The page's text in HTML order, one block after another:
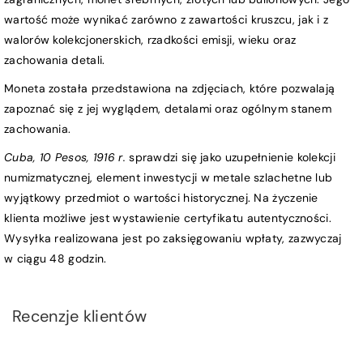
wartość może wynikać zarówno z zawartości kruszcu, jak i z
walorów kolekcjonerskich, rzadkości emisji, wieku oraz
zachowania detali.
Moneta została przedstawiona na zdjęciach, które pozwalają
zapoznać się z jej wyglądem, detalami oraz ogólnym stanem
zachowania.
Cuba, 10 Pesos, 1916 r.sprawdzi się jako uzupełnienie kolekcji
numizmatycznej, element inwestycji w metale szlachetne lub
wyjątkowy przedmiot o wartości historycznej. Na życzenie
klienta możliwe jest wystawienie certyfikatu autentyczności.
Wysyłka realizowana jest po zaksięgowaniu wpłaty, zazwyczaj
w ciągu 48 godzin.
Recenzje klientów